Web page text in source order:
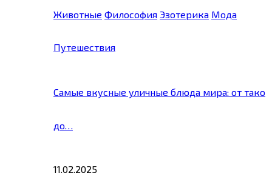
Животные Философия Эзотерика Мода
Путешествия
Самые вкусные уличные блюда мира: от тако
до…
11.02.2025